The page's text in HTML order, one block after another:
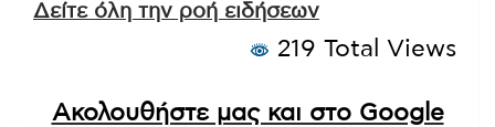
Δείτε όλη την ροή ειδήσεων
219 Total Views
Ακολουθήστε μας και στο Google